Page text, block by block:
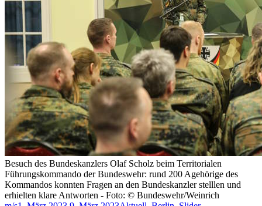
Besuch des Bundeskanzlers Olaf Scholz beim Territorialen
Führungskommando der Bundeswehr: rund 200 Agehörige des
Kommandos konnten Fragen an den Bundeskanzler stelllen und
erhielten klare Antworten - Foto: © Bundeswehr/Weinrich